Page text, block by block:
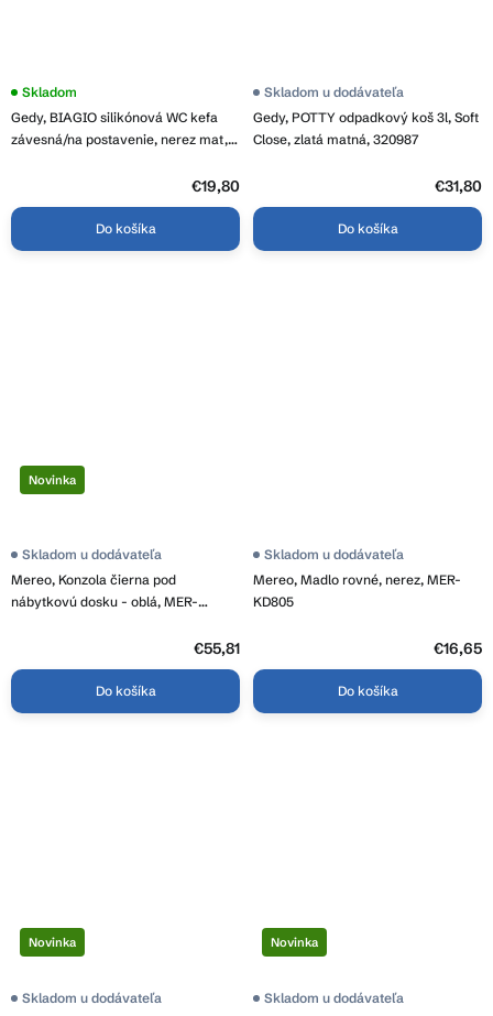
Gedy, BIAGIO silikónová WC kefa
závesná/na postavenie, nerez mat,
Skladom
€19,80
Do košíka
Gedy, POTTY odpadkový koš 3l, Soft
Close, zlatá matná, 320987
Skladom u dodávateľa
€31,80
Do košíka
Novinka
Mereo, Konzola čierna pod
nábytkovú dosku - oblá, MER-
Skladom u dodávateľa
€55,81
Do košíka
Mereo, Madlo rovné, nerez, MER-
KD805
Skladom u dodávateľa
€16,65
Do košíka
Novinka
Priemerné
Skladom u dodávateľa
Novinka
Priemerné
Skladom u dodávateľa